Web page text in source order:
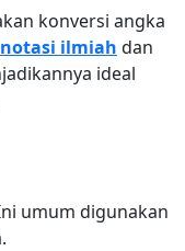
konversi angka
notasi ilmiah dan
ideal
umum digunakan